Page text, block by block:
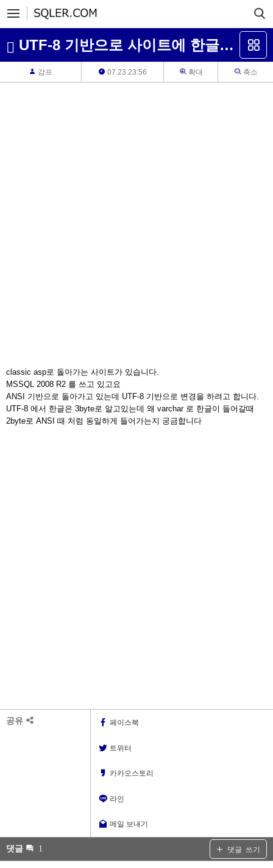
UTF-8 기반으로 사이트에 한글만 사용할거라면 MSSQL도 varchar로 해도 문제는 없겠죠?
감프 07.23 23:56 확대 축소
classic asp로 돌아가는 사이트가 있습니다.
MSSQL 2008 R2 를 쓰고 있고요
ANSI 기반으로 돌아가고 있는데 UTF-8 기반으로 변경을 하려고 합니다.
UTF-8 에서 한글은 3byte로 알고있는데 왜 varchar 로 한글이 들어갈때
2byte로 ANSI 때 처럼 동일하게 들어가는지 궁금합니다
공유 페이스북
트위터
카카오스토리
라인
메일 보내기
댓글 1 댓글 쓰기